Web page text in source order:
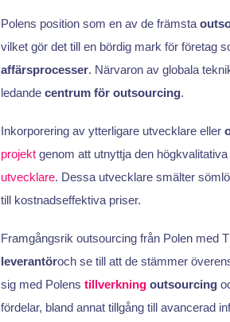
Polens position som en av de främsta
vilket gör det till en bördig mark för företag
affärsprocesser. Närvaron av globala
ledande centrum för outsourcing.
Inkorporering av ytterligare utvecklare eller
projektgenom att utnyttja den
utvecklare. Dessa utvecklare smälter
till kostnadseffektiva priser.
Framgångsrik outsourcing från Polen med
leverantöroch se till att de stämmer
sig med Polens tillverkningoutsourcing
fördelar, bland annat tillgång till avancerad